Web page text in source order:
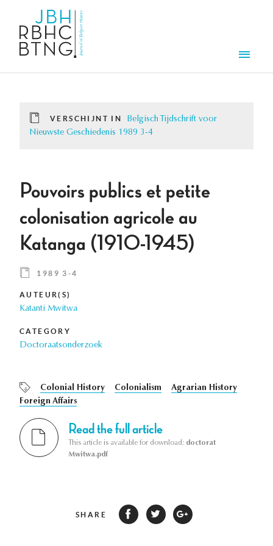
VERSCHIJNT IN
Belgisch Tijdschrift voor
Nieuwste Geschiedenis 1989 3-4
Pouvoirs publics et petite
colonisation agricole au
Katanga (1910-1945)
1989 3-4
AUTEUR(S)
Katanti Mwitwa
CATEGORY
Doctoraatsonderzoek
Colonial History Colonialism
Agrarian History
Foreign Affairs
Read the full article
This article is available for download: doctorat
Mwitwa.pdf
SHARE